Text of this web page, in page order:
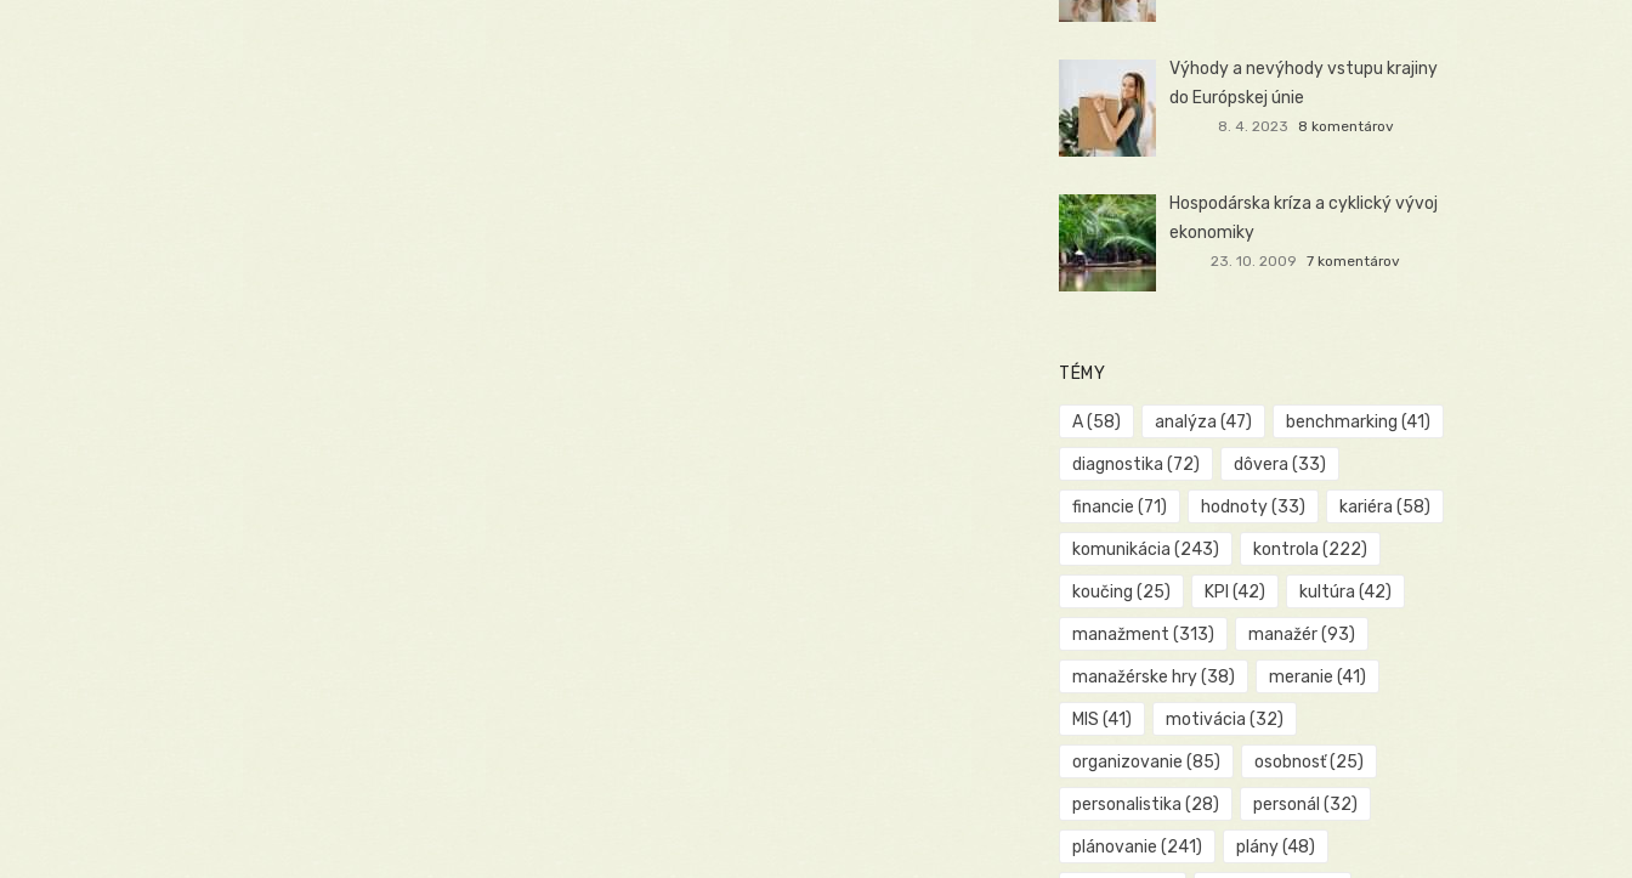
Výhody a nevýhody vstupu krajiny
do Európskej únie
8. 4. 2023 8 komentárov
Hospodárska kríza a cyklický vývoj
ekonomiky
23. 10. 2009 7 komentárov
TÉMY
A(58) analýza (47) benchmarking (41)
diagnostika (72) dôvera (33)
financie (71) hodnoty(33) kariéra (58)
komunikácia (243) kontrola (222)
koučing (25) KPI (42) kultúra (42)
manažment (313) manažér(93)
manažérske hry(38) meranie (41)
MIS (41) motivácia (32)
organizovanie (85) osobnosť(25)
personalistika (28) personál (32)
plánovanie (241) plány(48)